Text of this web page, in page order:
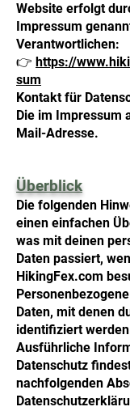
Website erfolgt
Impressum
Verantwortlichen:
👉 https://
sum
Kontakt für
Die im Impressum
Mail-Adresse.
Überblick
Die folgenden
einen einfachen
was mit deinen
Daten passiert,
HikingFex.com
Daten, mit denen
identifiziert
Ausführliche
Datenschutz
nachfolgenden